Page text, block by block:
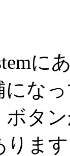
にな
ボタ
りま